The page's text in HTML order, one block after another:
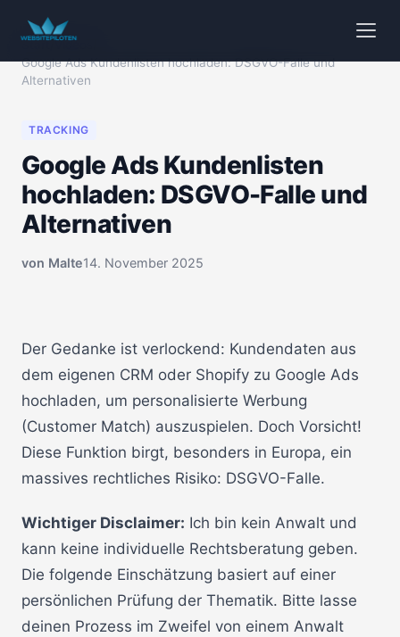
Start/Videos
Google Ads Kundenlisten hochladen: DSGVO-Falle und
Alternativen
TRACKING
Google Ads Kundenlisten
hochladen: DSGVO-Falle und
Alternativen
von Malte14. November 2025
Der Gedanke ist verlockend: Kundendaten aus
dem eigenen CRM oder Shopify zu Google Ads
hochladen, um personalisierte Werbung
(Customer Match) auszuspielen. Doch Vorsicht!
Diese Funktion birgt, besonders in Europa, ein
massives rechtliches Risiko: DSGVO-Falle.
Wichtiger Disclaimer: Ich bin kein Anwalt und
kann keine individuelle Rechtsberatung geben.
Die folgende Einschätzung basiert auf einer
persönlichen Prüfung der Thematik. Bitte lasse
deinen Prozess im Zweifel von einem Anwalt